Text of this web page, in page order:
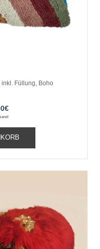
Füllung, Boho
€Aktueller
Preis
39,00€.